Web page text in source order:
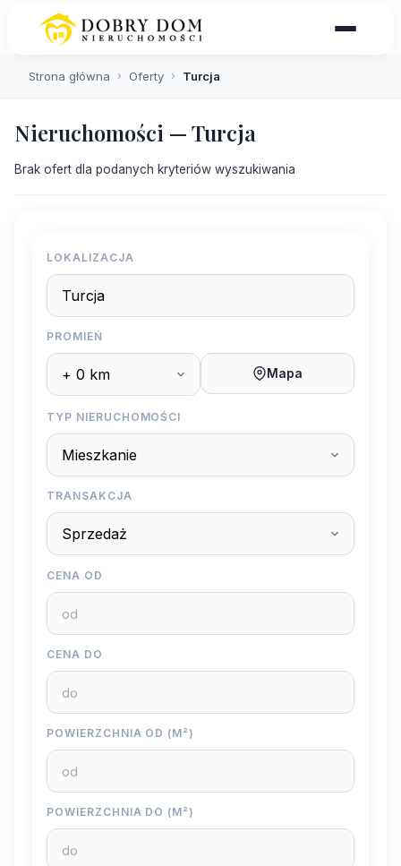
Strona główna › Oferty › Turcja
Nieruchomości — Turcja
Brak ofert dla podanych kryteriów wyszukiwania
LOKALIZACJA
PROMIEŃ
Mapa
TYP NIERUCHOMOŚCI
TRANSAKCJA
CENA OD
CENA DO
POWIERZCHNIA OD (M²)
POWIERZCHNIA DO (M²)